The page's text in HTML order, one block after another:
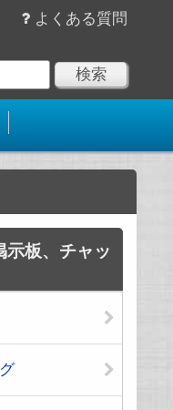
よくある質問
示板、チャッ